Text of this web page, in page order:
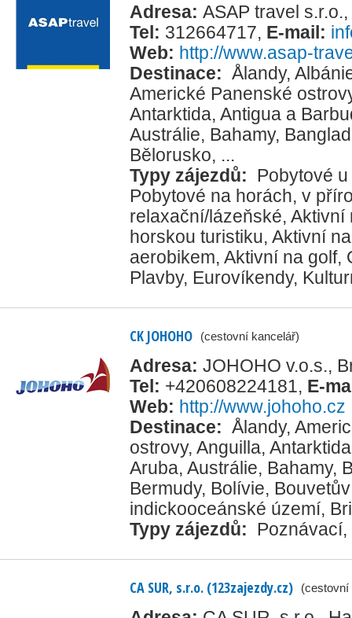
Adresa: ASAP travel
Tel: 312664717, E-mail:
Web: http://www.asap-
Destinace: Ålandy,
Americké Panenské
Antarktida, Antigua a
Austrálie, Bahamy,
Bělorusko, ...
Typy zájezdů:
Pobytové
Pobytové na horách, v
relaxační/lázeňské, Aktivní
horskou turistiku, Aktivní
aerobikem, Aktivní na golf,
Plavby, Eurovíkendy,
CK JOHOHO (cestovní kancelář)
Adresa: JOHOHO v.o.s.,
Tel: +420608224181, E-
Web: http://www.johoho.cz
Destinace: Ålandy,
ostrovy, Anguilla, Antarktida
Aruba, Austrálie, Bahamy,
Bermudy, Bolívie,
indickooceánské území,
Typy zájezdů:
Poznávací,
CA SUR, s.r.o. (123zajezdy.cz) (cestovní